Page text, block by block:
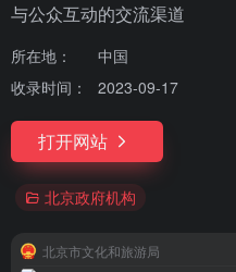
与公众互动的交流渠道
所在地：
中国
收录时间：
2023-09-17
打开网站
北京政府机构
北京市文化和旅游局